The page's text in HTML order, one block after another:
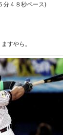
４８秒ペース)
すやら。